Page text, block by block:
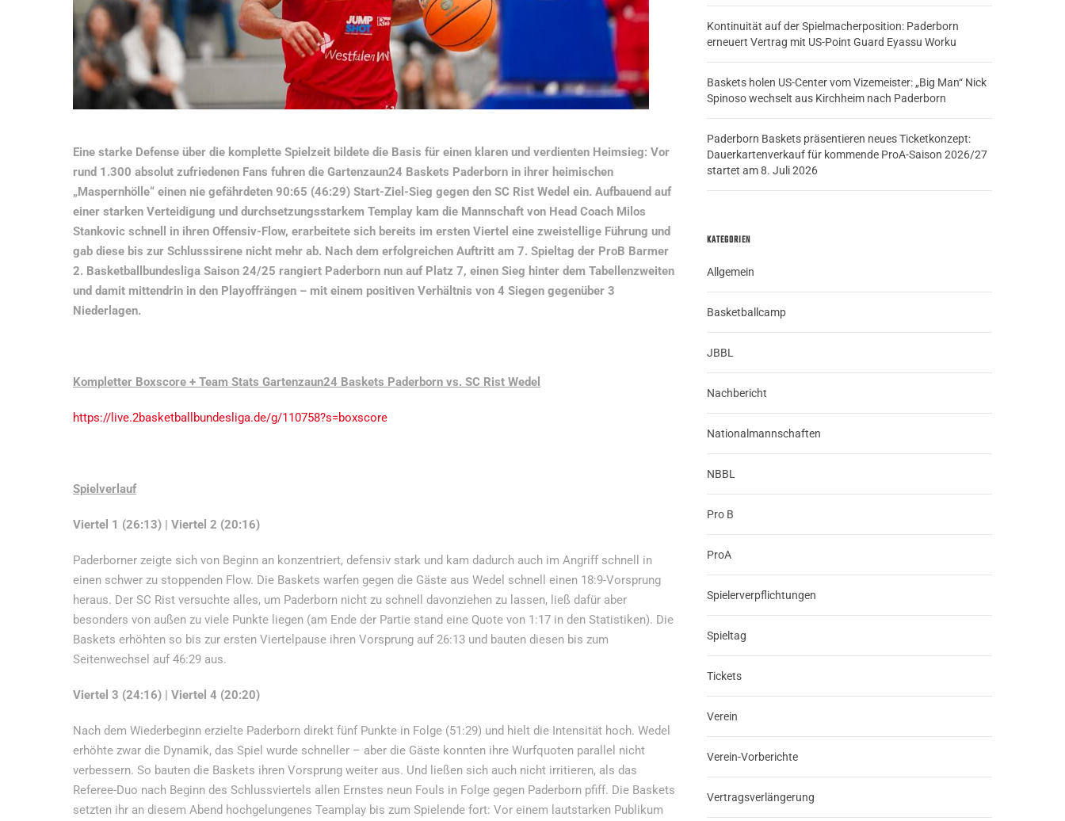
Eine starke Defense über die komplette Spielzeit bildete die Basis für einen klaren und verdienten Heimsieg: Vor
rund 1.300 absolut zufriedenen Fans fuhren die Gartenzaun24 Baskets Paderborn in ihrer heimischen
„Maspernhölle“ einen nie gefährdeten 90:65 (46:29) Start-Ziel-Sieg gegen den SC Rist Wedel ein. Aufbauend auf
einer starken Verteidigung und durchsetzungsstarkem Templay kam die Mannschaft von Head Coach Milos
Stankovic schnell in ihren Offensiv-Flow, erarbeitete sich bereits im ersten Viertel eine zweistellige Führung und
gab diese bis zur Schlusssirene nicht mehr ab. Nach dem erfolgreichen Auftritt am 7. Spieltag der ProB Barmer
2. Basketballbundesliga Saison 24/25 rangiert Paderborn nun auf Platz 7, einen Sieg hinter dem Tabellenzweiten
und damit mittendrin in den Playoffrängen – mit einem positiven Verhältnis von 4 Siegen gegenüber 3
Niederlagen.
Kompletter Boxscore + Team Stats Gartenzaun24 Baskets Paderborn vs. SC Rist Wedel
https://live.2basketballbundesliga.de/g/110758?s=boxscore
Spielverlauf
Viertel 1 (26:13) | Viertel 2 (20:16)
Paderborner zeigte sich von Beginn an konzentriert, defensiv stark und kam dadurch auch im Angriff schnell in
einen schwer zu stoppenden Flow. Die Baskets warfen gegen die Gäste aus Wedel schnell einen 18:9-Vorsprung
heraus. Der SC Rist versuchte alles, um Paderborn nicht zu schnell davonziehen zu lassen, ließ dafür aber
besonders von außen zu viele Punkte liegen (am Ende der Partie stand eine Quote von 1:17 in den Statistiken). Die
Baskets erhöhten so bis zur ersten Viertelpause ihren Vorsprung auf 26:13 und bauten diesen bis zum
Seitenwechsel auf 46:29 aus.
Viertel 3 (24:16) | Viertel 4 (20:20)
Nach dem Wiederbeginn erzielte Paderborn direkt fünf Punkte in Folge (51:29) und hielt die Intensität hoch. Wedel
erhöhte zwar die Dynamik, das Spiel wurde schneller – aber die Gäste konnten ihre Wurfquoten parallel nicht
verbessern. So bauten die Baskets ihren Vorsprung weiter aus. Und ließen sich auch nicht irritieren, als das
Referee-Duo nach Beginn des Schlussviertels allen Ernstes neun Fouls in Folge gegen Paderborn pfiff. Die Baskets
setzten ihr an diesem Abend hochgelungenes Teamplay bis zum Spielende fort: Vor einem lautstarken Publikum
Kontinuität auf der Spielmacherposition: Paderborn
erneuert Vertrag mit US-Point Guard Eyassu Worku
Baskets holen US-Center vom Vizemeister: „Big Man“ Nick
Spinoso wechselt aus Kirchheim nach Paderborn
Paderborn Baskets präsentieren neues Ticketkonzept:
Dauerkartenverkauf für kommende ProA-Saison 2026/27
startet am 8. Juli 2026
KATEGORIEN
Allgemein
Basketballcamp
JBBL
Nachbericht
Nationalmannschaften
NBBL
Pro B
ProA
Spielerverpflichtungen
Spieltag
Tickets
Verein
Verein-Vorberichte
Vertragsverlängerung